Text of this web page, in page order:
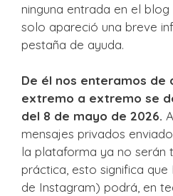
ninguna entrada en el blog
solo apareció una breve
pestaña de ayuda.
De él nos enteramos de
extremo a extremo se
del 8 de mayo de 2026.
mensajes privados
la plataforma ya no serán
práctica, esto significa
de Instagram) podrá, en